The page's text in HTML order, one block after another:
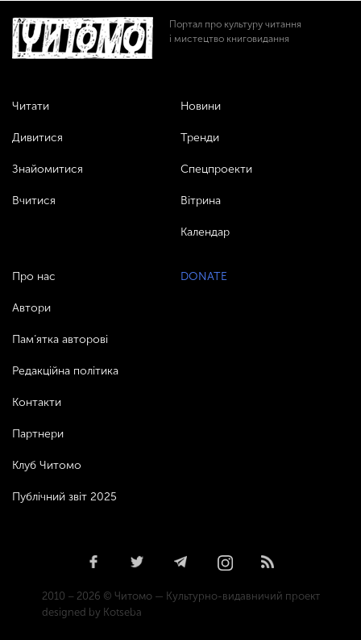
Портал про культуру читання
і мистецтво книговидання
Читати
Дивитися
Знайомитися
Вчитися
Новини
Тренди
Спецпроекти
Вітрина
Календар
Про нас
Автори
Пам’ятка авторові
Редакційна політика
Контакти
Партнери
Клуб Читомо
Публічний звіт 2025
DONATE
2010 – 2026 © Читомо — Культурно-видавничий проект
designed by Kotseba